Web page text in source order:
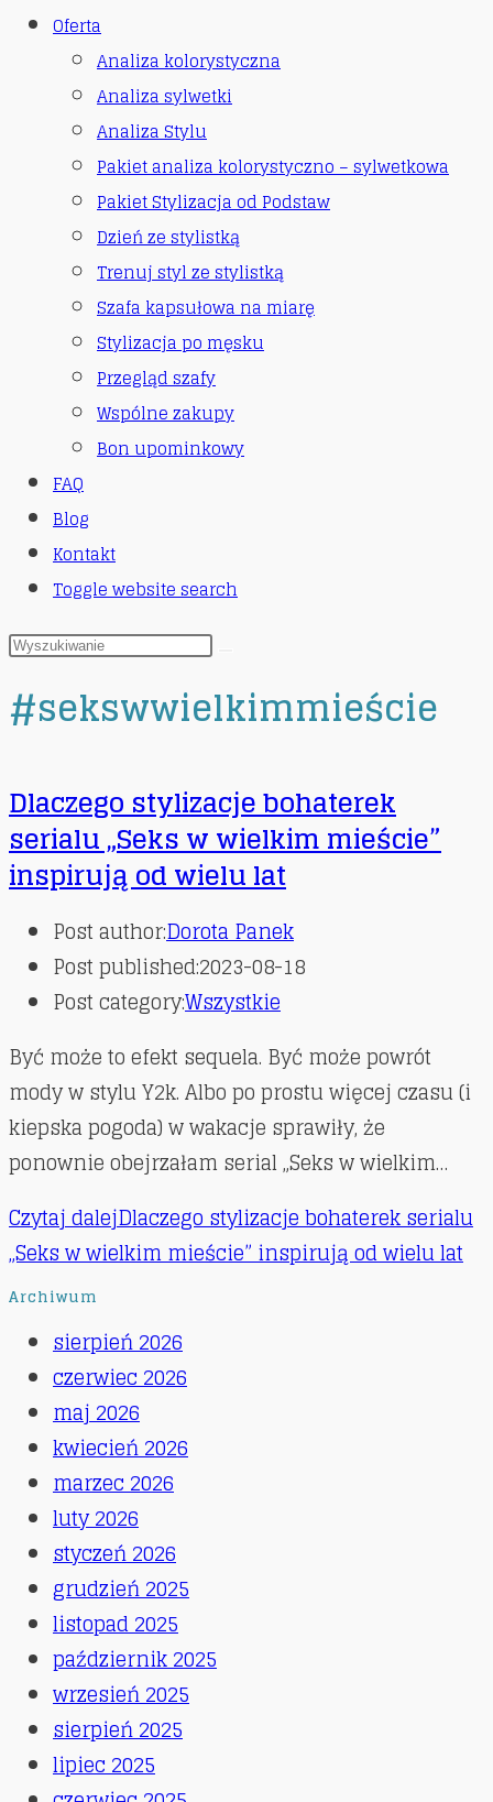
Oferta
Analiza kolorystyczna
Analiza sylwetki
Analiza Stylu
Pakiet analiza kolorystyczno – sylwetkowa
Pakiet Stylizacja od Podstaw
Dzień ze stylistką
Trenuj styl ze stylistką
Szafa kapsułowa na miarę
Stylizacja po męsku
Przegląd szafy
Wspólne zakupy
Bon upominkowy
FAQ
Blog
Kontakt
Toggle website search
#sekswwielkimmieście
Dlaczego stylizacje bohaterek
serialu „Seks w wielkim mieście”
inspirują od wielu lat
Post author:Dorota Panek
Post published:2023-08-18
Post category:Wszystkie
Być może to efekt sequela. Być może powrót
mody w stylu Y2k. Albo po prostu więcej czasu (i
kiepska pogoda) w wakacje sprawiły, że
ponownie obejrzałam serial „Seks w wielkim…
Czytaj dalejDlaczego stylizacje bohaterek serialu
„Seks w wielkim mieście” inspirują od wielu lat
Archiwum
sierpień 2026
czerwiec 2026
maj 2026
kwiecień 2026
marzec 2026
luty 2026
styczeń 2026
grudzień 2025
listopad 2025
październik 2025
wrzesień 2025
sierpień 2025
lipiec 2025